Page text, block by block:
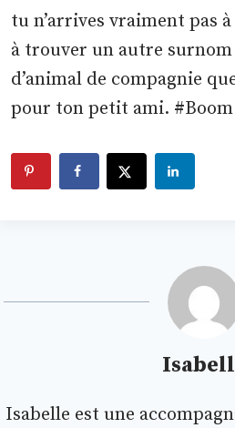
tu n’arrives vraiment pas
à trouver un autre
d’animal de compagnie
pour ton petit ami.
Isabelle est une